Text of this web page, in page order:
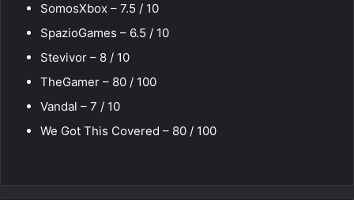
SomosXbox – 7.5 / 10
SpazioGames – 6.5 / 10
Stevivor – 8 / 10
TheGamer – 80 / 100
Vandal – 7 / 10
We Got This Covered – 80 / 100